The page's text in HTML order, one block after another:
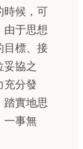
時候，可
由于思想
目標、接
妥協之
充分發
踏實地思
一事無